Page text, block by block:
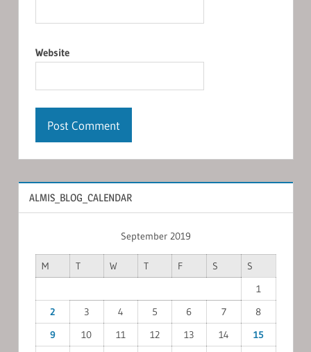
Website
ALMIS_BLOG_CALENDAR
September 2019
M T W T F S
S
1
2
3 4 5 6 7
8
9
10 11 12 13 14
15